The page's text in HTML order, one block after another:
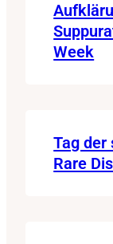
Week
Tag der
Rare